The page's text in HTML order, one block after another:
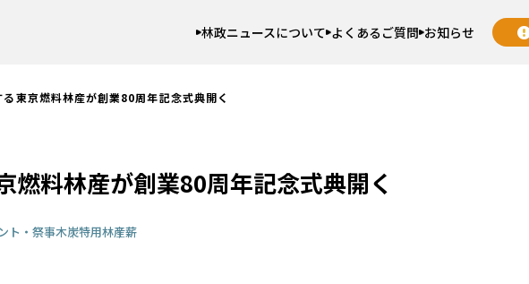
林政ニュースについて よくあるご質問 お知らせ
東京燃料林産が創業80周年記念式典開く
燃料林産が創業80周年記念式典開く
ト・祭事木炭特用林産薪